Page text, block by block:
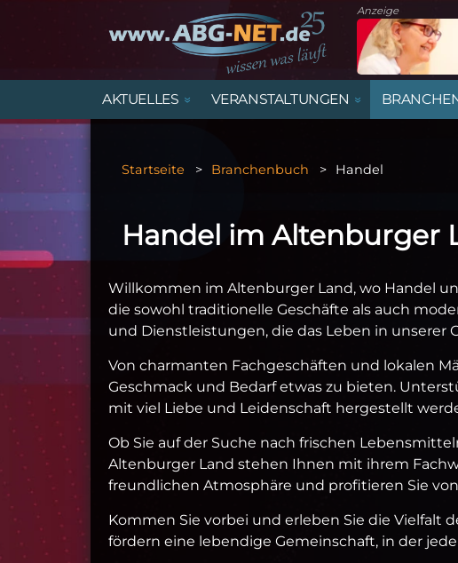
Anzeige
AKTUELLES
ARCHIV
VERANSTALTUNGEN
SPORTVORSCHAU
ALTENBURGER LAND
VEREINE
Startseite Branchenbuch Handel
Handel im Altenburger
Willkommen im Altenburger Land, wo Handel
die sowohl traditionelle Geschäfte als auch
und Dienstleistungen, die das Leben in unserer
Von charmanten Fachgeschäften und lokalen
Geschmack und Bedarf etwas zu bieten.
mit viel Liebe und Leidenschaft hergestellt
Ob Sie auf der Suche nach frischen
Altenburger Land stehen Ihnen mit ihrem
freundlichen Atmosphäre und profitieren Sie
Kommen Sie vorbei und erleben Sie die Vielfalt
fördern eine lebendige Gemeinschaft, in der